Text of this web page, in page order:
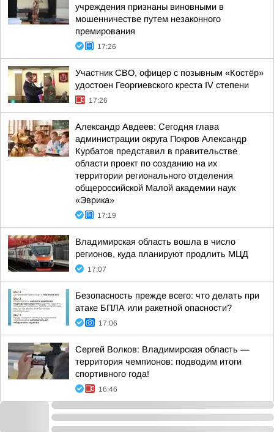
учреждения признаны виновными в
мошенничестве путем незаконного
премирования
17:26
Участник СВО, офицер с позывным «Костёр»
удостоен Георгиевского креста IV степени
17:26
Александр Авдеев: Сегодня глава
администрации округа Покров Александр
Курбатов представил в правительстве
области проект по созданию на их
территории регионального отделения
общероссийской Малой академии наук
«Эврика»
17:19
Владимирская область вошла в число
регионов, куда планируют продлить МЦД
17:07
Безопасность прежде всего: что делать при
атаке БПЛА или ракетной опасности?
17:06
Сергей Волков: Владимирская область —
территория чемпионов: подводим итоги
спортивного года!
16:46